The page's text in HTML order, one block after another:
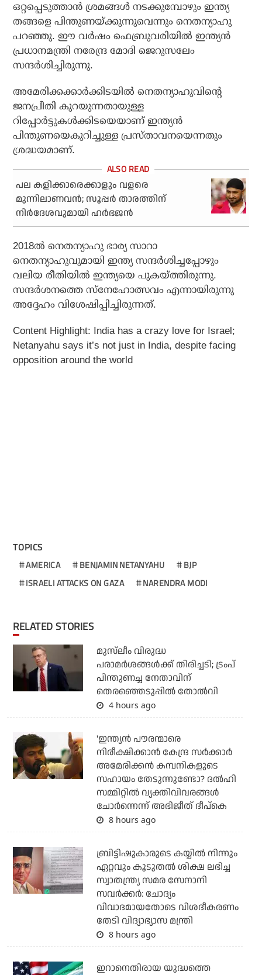
ഒറ്റപ്പെടുത്താന്‍ ശ്രമങ്ങള്‍ നടക്കുമ്പോഴും ഇന്ത്യ
തങ്ങളെ പിന്തുണയ്ക്കുന്നുവെന്നും നെതന്യാഹു
പറഞ്ഞു. ഈ വര്‍ഷം ഫെബ്രുവരിയില്‍ ഇന്ത്യന്‍
പ്രധാനമന്ത്രി നരേന്ദ്ര മോദി ജെറുസലേം
സന്ദര്‍ശിച്ചിരുന്നു.
അമേരിക്കക്കാര്‍ക്കിടയില്‍ നെതന്യാഹുവിന്റെ
ജനപ്രീതി കുറയുന്നതായുള്ള
റിപ്പോര്‍ട്ടുകള്‍ക്കിടയെയാണ് ഇന്ത്യന്‍
പിന്തുണയെകുറിച്ചുള്ള പ്രസ്താവനയെന്നതും
ശ്രദ്ധയമാണ്.
പല കളിക്കാരെക്കാളും വളരെ
മുന്നിലാണവന്‍; സൂപ്പര്‍ താരത്തിന്
നിര്‍ദേശവുമായി ഹര്‍ഭജന്‍
2018ല്‍ നെതന്യാഹു ഭാര്യ സാറാ
നെതന്യാഹുവുമായി ഇന്ത്യ സന്ദര്‍ശിച്ചപ്പോഴും
വലിയ രീതിയില്‍ ഇന്ത്യയെ പുകയ്ത്തിരുന്നു.
സന്ദര്‍ശനത്തെ സ്‌നേഹോത്സവം എന്നായിരുന്നു
അദ്ദേഹം വിശേഷിപ്പിച്ചിരുന്നത്.
Content Highlight: India has a crazy love for Israel;
Netanyahu says it’s not just in India, despite facing
opposition around the world
TOPICS
AMERICA BENJAMIN NETANYAHU
BJP
ISRAELI ATTACKS ON GAZA
NARENDRA MODI
RELATED STORIES
മുസ്‌ലീം വിരുദ്ധ
പരാമര്‍ശങ്ങള്‍ക്ക് തിരിച്ചടി; ട്രംപ്
പിന്തുണച്ച നേതാവിന്
തെരഞ്ഞെടുപ്പില്‍ തോല്‍വി
4 hours ago
'ഇന്ത്യന്‍ പൗരന്മാരെ
നിരീക്ഷിക്കാന്‍ കേന്ദ്ര സര്‍ക്കാര്‍
അമേരിക്കന്‍ കമ്പനികളുടെ
സഹായം തേടുന്നുണ്ടോ? ദല്‍ഹി
സമ്മിറ്റില്‍ വ്യക്തിവിവരങ്ങള്‍
ചോര്‍ന്നെന്ന് അഭിജീത് ദീപ്‌കെ
8 hours ago
ബ്രിട്ടിഷുകാരുടെ കയ്യില്‍ നിന്നും
ഏറ്റവും കൂടുതല്‍ ശിക്ഷ ലഭിച്ച
സ്വാതന്ത്ര്യ സമര സേനാനി
സവര്‍ക്കര്‍: ചോദ്യം
വിവാദമായതോടെ വിശദീകരണം
തേടി വിദ്യാഭ്യാസ മന്ത്രി
8 hours ago
ഇറാനെതിരായ യുദ്ധത്തെ